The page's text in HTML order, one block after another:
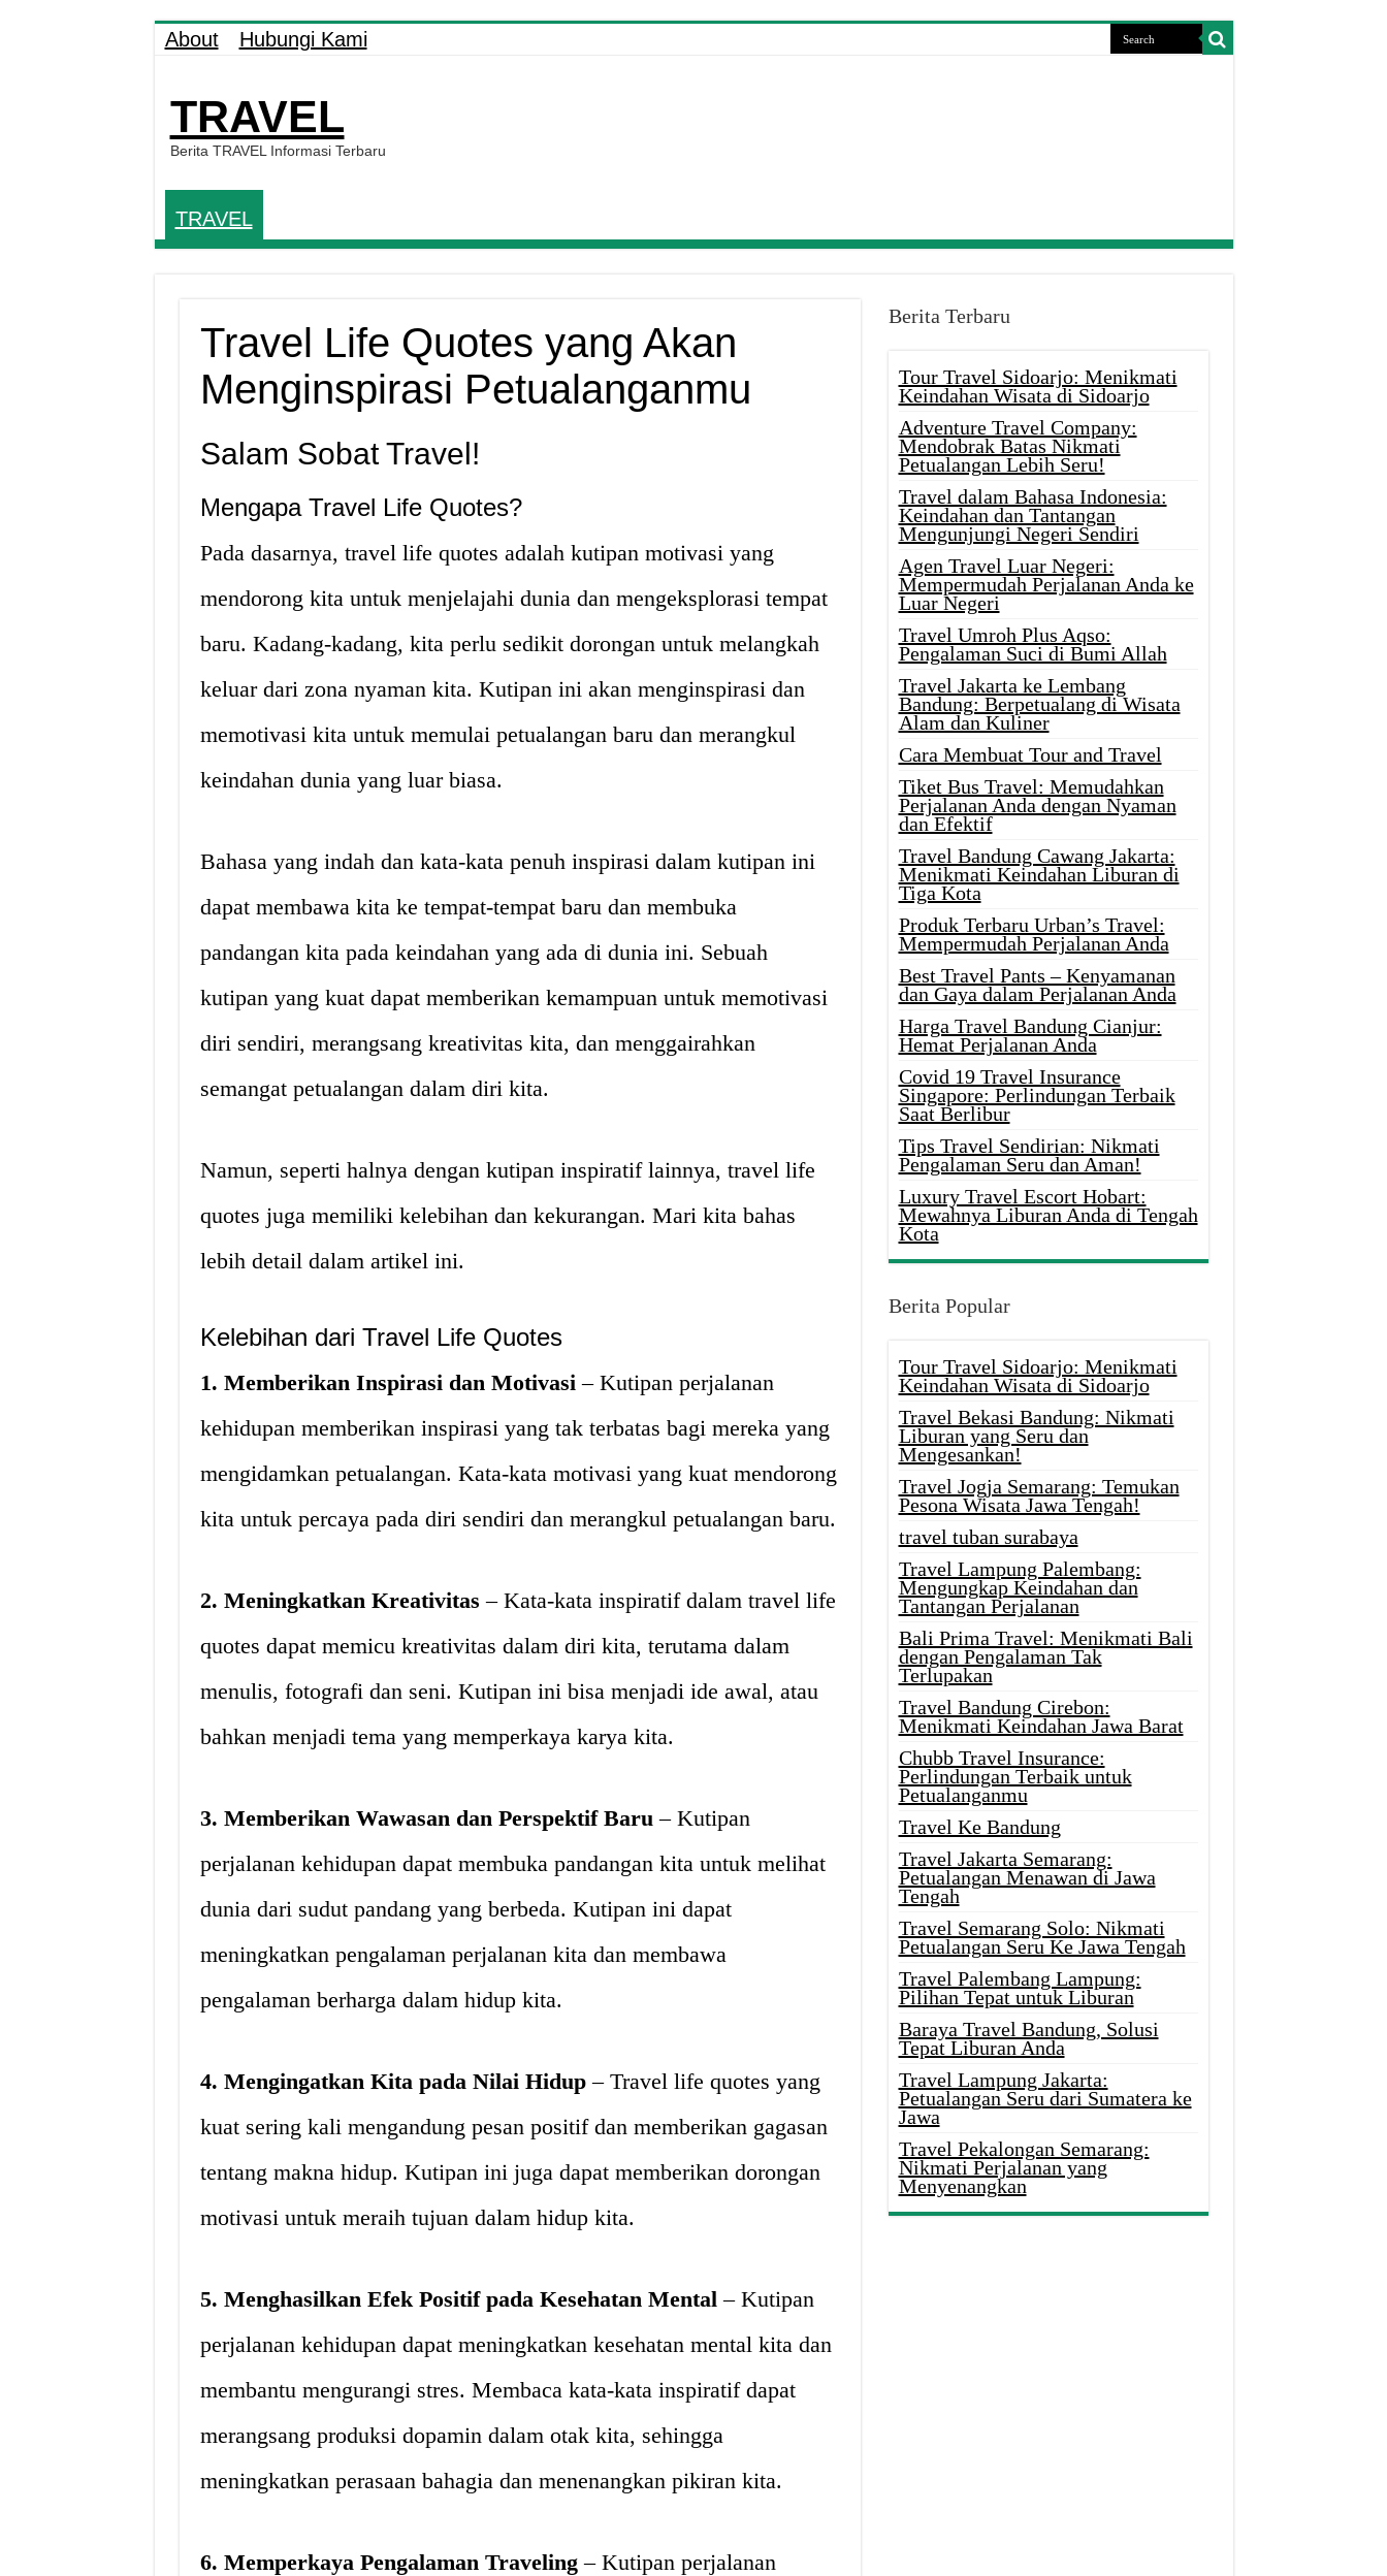
About Hubungi Kami
TRAVEL
Berita TRAVEL Informasi Terbaru
TRAVEL
Travel Life Quotes yang Akan
Menginspirasi Petualanganmu
Salam Sobat Travel!
Mengapa Travel Life Quotes?
Pada dasarnya, travel life quotes adalah kutipan motivasi yang
mendorong kita untuk menjelajahi dunia dan mengeksplorasi tempat
baru. Kadang-kadang, kita perlu sedikit dorongan untuk melangkah
keluar dari zona nyaman kita. Kutipan ini akan menginspirasi dan
memotivasi kita untuk memulai petualangan baru dan merangkul
keindahan dunia yang luar biasa.
Bahasa yang indah dan kata-kata penuh inspirasi dalam kutipan ini
dapat membawa kita ke tempat-tempat baru dan membuka
pandangan kita pada keindahan yang ada di dunia ini. Sebuah
kutipan yang kuat dapat memberikan kemampuan untuk memotivasi
diri sendiri, merangsang kreativitas kita, dan menggairahkan
semangat petualangan dalam diri kita.
Namun, seperti halnya dengan kutipan inspiratif lainnya, travel life
quotes juga memiliki kelebihan dan kekurangan. Mari kita bahas
lebih detail dalam artikel ini.
Kelebihan dari Travel Life Quotes
1. Memberikan Inspirasi dan Motivasi– Kutipan perjalanan
kehidupan memberikan inspirasi yang tak terbatas bagi mereka yang
mengidamkan petualangan. Kata-kata motivasi yang kuat mendorong
kita untuk percaya pada diri sendiri dan merangkul petualangan baru.
2. Meningkatkan Kreativitas – Kata-kata inspiratif dalam travel life
quotes dapat memicu kreativitas dalam diri kita, terutama dalam
menulis, fotografi dan seni. Kutipan ini bisa menjadi ide awal, atau
bahkan menjadi tema yang memperkaya karya kita.
3. Memberikan Wawasan dan Perspektif Baru– Kutipan
perjalanan kehidupan dapat membuka pandangan kita untuk melihat
dunia dari sudut pandang yang berbeda. Kutipan ini dapat
meningkatkan pengalaman perjalanan kita dan membawa
pengalaman berharga dalam hidup kita.
4. Mengingatkan Kita pada Nilai Hidup– Travel life quotes yang
kuat sering kali mengandung pesan positif dan memberikan gagasan
tentang makna hidup. Kutipan ini juga dapat memberikan dorongan
motivasi untuk meraih tujuan dalam hidup kita.
5. Menghasilkan Efek Positif pada Kesehatan Mental– Kutipan
perjalanan kehidupan dapat meningkatkan kesehatan mental kita dan
membantu mengurangi stres. Membaca kata-kata inspiratif dapat
merangsang produksi dopamin dalam otak kita, sehingga
meningkatkan perasaan bahagia dan menenangkan pikiran kita.
6. Memperkaya Pengalaman Traveling– Kutipan perjalanan
Berita Terbaru
Tour Travel Sidoarjo: Menikmati
Keindahan Wisata di Sidoarjo
Adventure Travel Company:
Mendobrak Batas Nikmati
Petualangan Lebih Seru!
Travel dalam Bahasa Indonesia:
Keindahan dan Tantangan
Mengunjungi Negeri Sendiri
Agen Travel Luar Negeri:
Mempermudah Perjalanan Anda ke
Luar Negeri
Travel Umroh Plus Aqso:
Pengalaman Suci di Bumi Allah
Travel Jakarta ke Lembang
Bandung: Berpetualang di Wisata
Alam dan Kuliner
Cara Membuat Tour and Travel
Tiket Bus Travel: Memudahkan
Perjalanan Anda dengan Nyaman
dan Efektif
Travel Bandung Cawang Jakarta:
Menikmati Keindahan Liburan di
Tiga Kota
Produk Terbaru Urban’s Travel:
Mempermudah Perjalanan Anda
Best Travel Pants – Kenyamanan
dan Gaya dalam Perjalanan Anda
Harga Travel Bandung Cianjur:
Hemat Perjalanan Anda
Covid 19 Travel Insurance
Singapore: Perlindungan Terbaik
Saat Berlibur
Tips Travel Sendirian: Nikmati
Pengalaman Seru dan Aman!
Luxury Travel Escort Hobart:
Mewahnya Liburan Anda di Tengah
Kota
Berita Popular
Tour Travel Sidoarjo: Menikmati
Keindahan Wisata di Sidoarjo
Travel Bekasi Bandung: Nikmati
Liburan yang Seru dan
Mengesankan!
Travel Jogja Semarang: Temukan
Pesona Wisata Jawa Tengah!
travel tuban surabaya
Travel Lampung Palembang:
Mengungkap Keindahan dan
Tantangan Perjalanan
Bali Prima Travel: Menikmati Bali
dengan Pengalaman Tak
Terlupakan
Travel Bandung Cirebon:
Menikmati Keindahan Jawa Barat
Chubb Travel Insurance:
Perlindungan Terbaik untuk
Petualanganmu
Travel Ke Bandung
Travel Jakarta Semarang:
Petualangan Menawan di Jawa
Tengah
Travel Semarang Solo: Nikmati
Petualangan Seru Ke Jawa Tengah
Travel Palembang Lampung:
Pilihan Tepat untuk Liburan
Baraya Travel Bandung, Solusi
Tepat Liburan Anda
Travel Lampung Jakarta:
Petualangan Seru dari Sumatera ke
Jawa
Travel Pekalongan Semarang:
Nikmati Perjalanan yang
Menyenangkan